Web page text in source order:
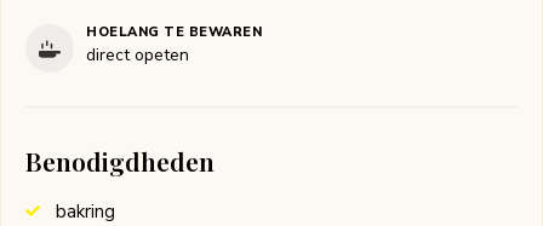
HOELANG TE BEWAREN
direct opeten
Benodigdheden
bakring